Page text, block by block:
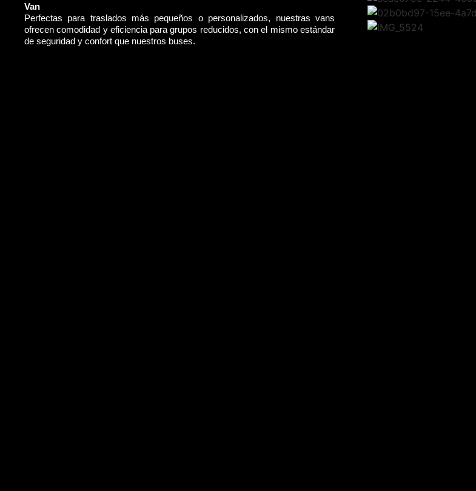
Van
Perfectas para traslados más pequeños o personalizados, nuestras vans
ofrecen comodidad y eficiencia para grupos reducidos, con el mismo estándar
de seguridad y confort que nuestros buses.